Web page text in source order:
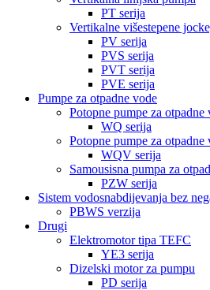
PT serija
Vertikalne višestepene
PV serija
PVS serija
PVT serija
PVE serija
Pumpe za otpadne vode
Potopne pumpe za otpadne
WQ serija
Potopne pumpe za
WQV serija
Samousisna pumpa za
PZW serija
Sistem vodosnabdijevanja bez
PBWS verzija
Drugi
Elektromotor tipa TEFC
YE3 serija
Dizelski motor za pumpu
PD serija